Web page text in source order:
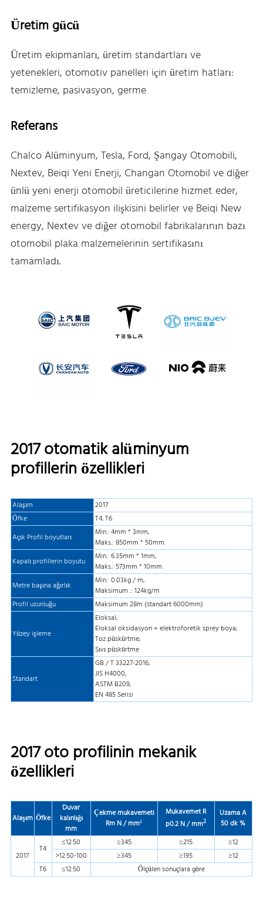
Üretim gücü
Üretim ekipmanları, üretim standartları ve
yetenekleri, otomotiv panelleri için üretim hatları:
temizleme, pasivasyon, germe
Referans
Chalco Alüminyum, Tesla, Ford, Şangay Otomobili,
Nextev, Beiqi Yeni Enerji, Changan Otomobil ve diğer
ünlü yeni enerji otomobil üreticilerine hizmet eder,
malzeme sertifikasyon ilişkisini belirler ve Beiqi New
energy, Nextev ve diğer otomobil fabrikalarının bazı
otomobil plaka malzemelerinin sertifikasını
tamamladı.
2017 otomatik alüminyum
profillerin özellikleri
Alaşım
2017
Öfke
T4, T6
Açık Profil boyutları
Min.: 4mm * 3mm,
Maks.: 850mm * 50mm.
Kapalı profillerin boyutu
Min.: 6.35mm * 1mm,
Maks.: 573mm * 10mm.
Metre başına ağırlık
Min.: 0.03kg / m,
Maksimum .: 124kg/m
Profil uzunluğu
Maksimum 28m (standart 6000mm)
Yüzey işleme
Eloksal;
Eloksal oksidasyon + elektroforetik sprey boya;
Toz püskürtme;
Sıvı püskürtme
Standart
GB / T 33227-2016,
JIS H4000,
ASTM B209,
EN 485 Serisi
2017 oto profilinin mekanik
özellikleri
Alaşım Öfke
Duvar
kalınlığı
mm
Çekme mukavemeti
Rm N / mm²
MukavemetR
p0.2 N / mm2
UzamaA
50dk%
2017
T4
≤12.50 ≥345 ≥215
≥12
>12.50-100
≥345 ≥195
≥12
T6
≤12.50 Ölçülen sonuçlara göre